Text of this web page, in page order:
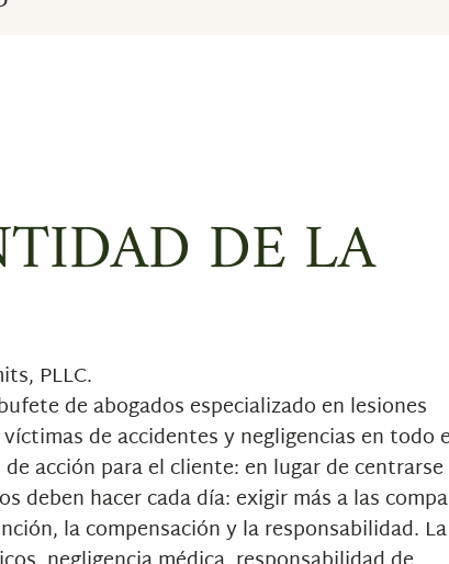
DE LA
PLLC.
de abogados especializado en lesiones
de accidentes y negligencias en todo
acción para el cliente: en lugar de centrarse
deben hacer cada día: exigir más a las
la compensación y la responsabilidad. La